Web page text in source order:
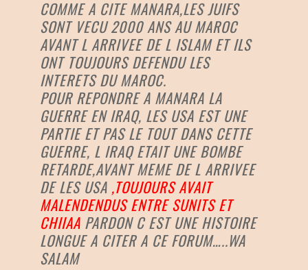
COMME A CITE MANARA,LES JUIFS
SONT VECU 2000 ANS AU MAROC
AVANT L ARRIVEE DE L ISLAM ET ILS
ONT TOUJOURS DEFENDU LES
INTERETS DU MAROC.
POUR REPONDRE A MANARA LA
GUERRE EN IRAQ, LES USA EST UNE
PARTIE ET PAS LE TOUT DANS CETTE
GUERRE, L IRAQ ETAIT UNE BOMBE
RETARDE,AVANT MEME DE L ARRIVEE
DE LES USA ,TOUJOURS AVAIT
MALENDENDUS ENTRE SUNITS ET
CHIIAA PARDON C EST UNE HISTOIRE
LONGUE A CITER A CE FORUM…..WA
SALAM